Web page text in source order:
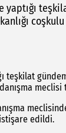
teşkilat
edildi.